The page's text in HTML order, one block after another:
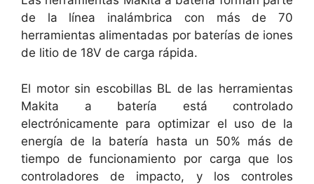
de la línea inalámbrica con más de 70
herramientas alimentadas por baterías de iones
de litio de 18V de carga rápida.
El motor sin escobillas BL de las herramientas
Makita a batería está controlado
electrónicamente para optimizar el uso de la
energía de la batería hasta un 50% más de
tiempo de funcionamiento por carga que los
controladores de impacto, y los controles